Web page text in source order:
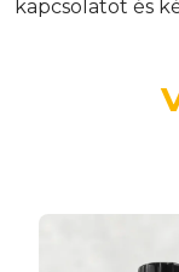
kapcsolatot és